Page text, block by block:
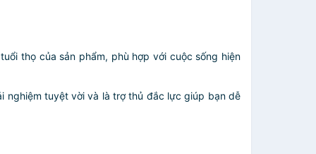
thọ của sản phẩm, phù hợp với cuộc sống hiện
nghiệm tuyệt vời và là trợ thủ đắc lực giúp bạn dễ